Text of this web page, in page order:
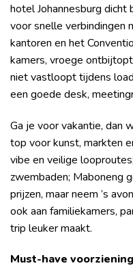
hotel Johannesburg dicht
voor snelle verbindingen
kantoren en het
kamers, vroege
niet vastloopt tijdens
een goede desk,
Ga je voor vakantie, dan
top voor kunst, markten
vibe en veilige
zwembaden; Maboneng
prijzen, maar neem ’s
ook aan familiekamers,
trip leuker maakt.
Must-have